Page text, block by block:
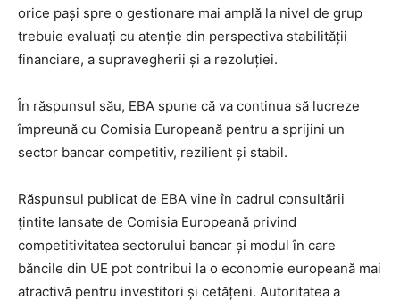
orice pași spre o gestionare mai amplă la nivel de grup
trebuie evaluați cu atenție din perspectiva stabilității
financiare, a supravegherii și a rezoluției.
În răspunsul său, EBA spune că va continua să lucreze
împreună cu Comisia Europeană pentru a sprijini un
sector bancar competitiv, rezilient și stabil.
Răspunsul publicat de EBA vine în cadrul consultării
țintite lansate de Comisia Europeană privind
competitivitatea sectorului bancar și modul în care
băncile din UE pot contribui la o economie europeană mai
atractivă pentru investitori și cetățeni. Autoritatea a